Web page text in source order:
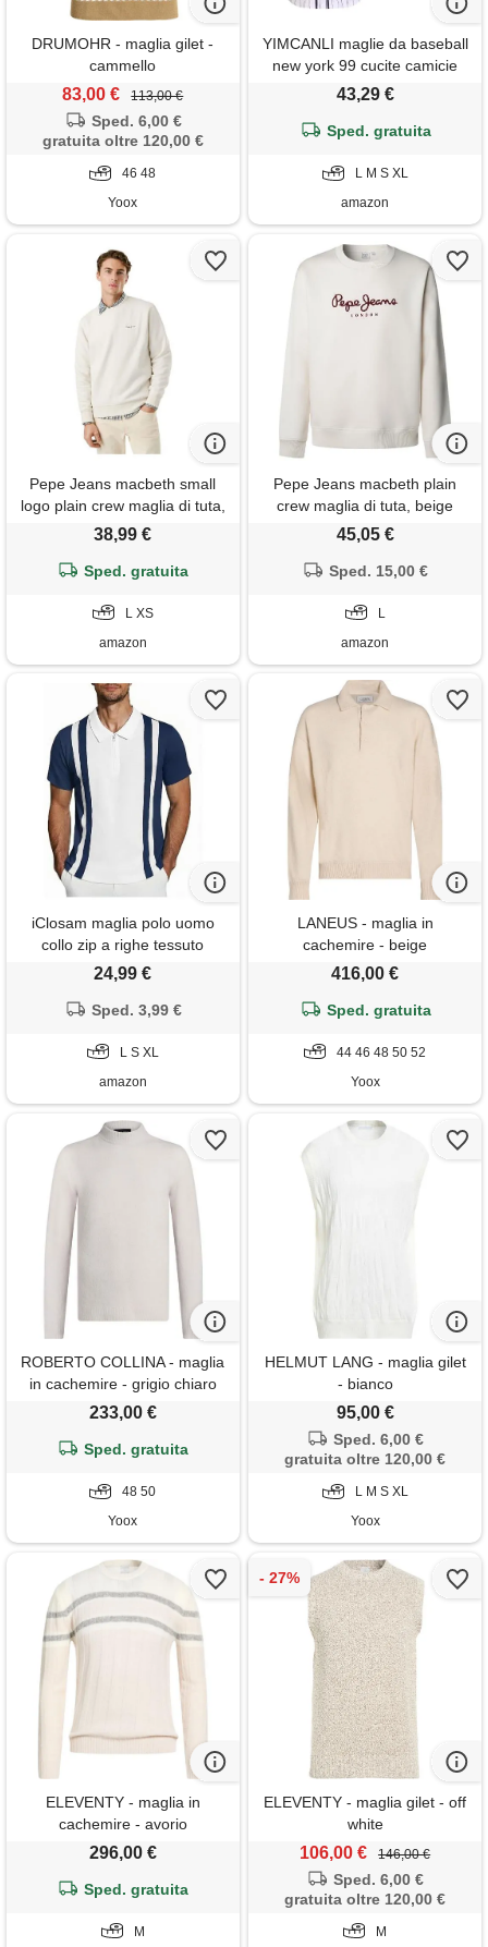
DRUMOHR - maglia gilet -
cammello
83,00 € 113,00 €
Sped. 6,00 €
gratuita oltre 120,00 €
46 48
Yoox
YIMCANLI maglie da baseball
new york 99 cucite camicie
hip hop button down
festa regalo di natale, bianco
43,29 €
Sped. gratuita
L M S XL
amazon
Pepe Jeans macbeth small
logo plain crew maglia di tuta,
beige (bianco avorio), l uomo
38,99 €
Sped. gratuita
L XS
amazon
Pepe Jeans macbeth plain
crew maglia di tuta, beige
(bianco avorio), l uomo
45,05 €
Sped. 15,00 €
L
amazon
iClosam maglia polo uomo
collo zip a righe tessuto
elasticizzato xl
24,99 €
Sped. 3,99 €
L S XL
amazon
LANEUS - maglia in
cachemire - beige
416,00 €
Sped. gratuita
44 46 48 50 52
Yoox
ROBERTO COLLINA - maglia
in cachemire - grigio chiaro
233,00 €
Sped. gratuita
48 50
Yoox
HELMUT LANG - maglia gilet
- bianco
95,00 €
Sped. 6,00 €
gratuita oltre 120,00 €
L M S XL
Yoox
ELEVENTY - maglia in
cachemire - avorio
296,00 €
Sped. gratuita
M
ELEVENTY - maglia gilet - off
white
106,00 € 146,00 €
Sped. 6,00 €
gratuita oltre 120,00 €
M